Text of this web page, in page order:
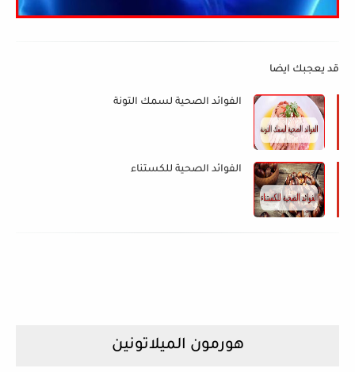
قد يعجبك ايضا
الفوائد الصحية لسمك التونة
الفوائد الصحية للكستناء
هورمون الميلاتونين